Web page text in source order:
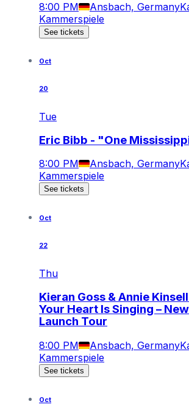
8:00 PM Ansbach, Germany
Kammerspiele
See tickets
Oct
20
Tue
Eric Bibb - "One
8:00 PM Ansbach, Germany
Kammerspiele
See tickets
Oct
22
Thu
Kieran Goss & Annie
Your Heart Is Singing –
Launch Tour
8:00 PM Ansbach, Germany
Kammerspiele
See tickets
Oct